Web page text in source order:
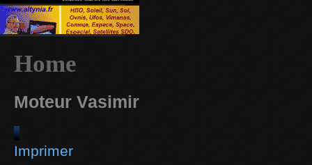
Home
Moteur Vasimir
Imprimer